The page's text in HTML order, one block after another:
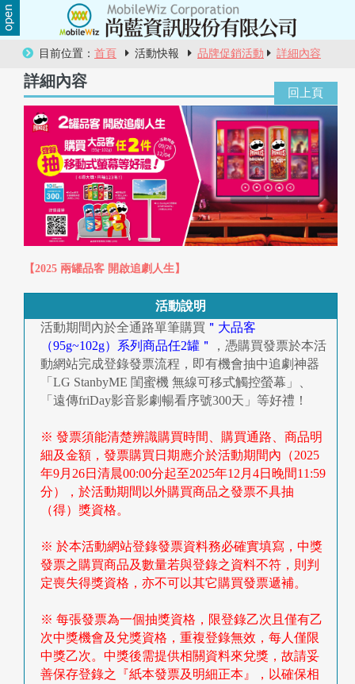
目前位置： 首頁 活動快報 品牌促銷活動 詳細內容
詳細內容
【2025 兩罐品客 開啟追劇人生】
活動說明
活動期間內於全通路單筆購買 ＂大品客
（95g~102g）系列商品任2罐＂
，憑購買發票於本活
動網站完成登錄發票流程，即有機會抽中追劇神器
「LG StanbyME 閨蜜機 無線可移式觸控螢幕」、
「遠傳friDay影音影劇暢看序號300天」等好禮！
※ 發票須能清楚辨識購買時間、購買通路、商品明
細及金額，發票購買日期應介於活動期間內（2025
年9月26日清晨00:00分起至2025年12月4日晚間11:59
分），於活動期間以外購買商品之發票不具抽
（得）獎資格。
※ 於本活動網站登錄發票資料務必確實填寫，中獎
發票之購買商品及數量若與登錄之資料不符，則判
定喪失得獎資格，亦不可以其它購買發票遞補。
※ 每張發票為一個抽獎資格，限登錄乙次且僅有乙
次中獎機會及兌獎資格，重複登錄無效，每人僅限
中獎乙次。中獎後需提供相關資料來兌獎，故請妥
善保存登錄之『紙本發票及明細正本』，以確保相